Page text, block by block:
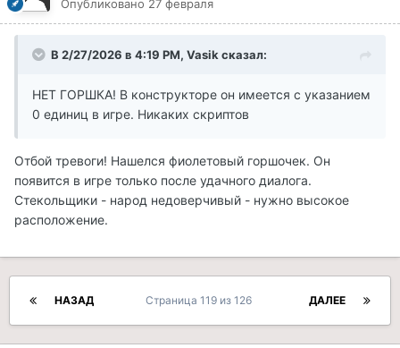
Опубликовано 27 февраля
В 2/27/2026 в 4:19 PM, Vasik сказал:
НЕТ ГОРШКА! В конструкторе он имеется с указанием
0 единиц в игре. Никаких скриптов
Отбой тревоги! Нашелся фиолетовый горшочек. Он
появится в игре только после удачного диалога.
Стекольщики - народ недоверчивый - нужно высокое
расположение.
НАЗАД ДАЛЕЕ
Страница 119 из 126